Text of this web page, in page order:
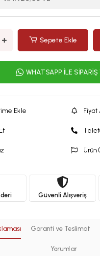
Sepete Ekle
WHATSAPP İLE SİPARİŞ
Ekle Fiyat
Ürün
Güvenli Alışveriş
Garanti ve Teslimat
Yorumlar